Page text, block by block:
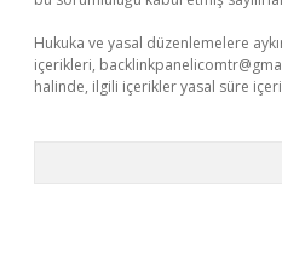
Hukuka ve yasal düzenlemelere
içerikleri,
halinde, ilgili içerikler yasal süre